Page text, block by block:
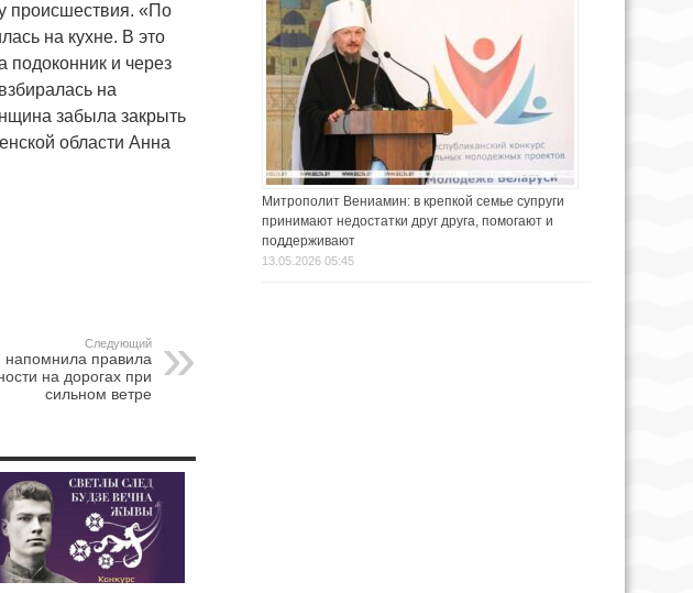
происшествия. «По
на кухне. В это
подоконник и через
на
забыла закрыть
области Анна
Следующий
напомнила правила
на дорогах при
сильном ветре
Митрополит Вениамин: в крепкой семье супруги
принимают недостатки друг друга, помогают и
поддерживают
13.05.2026 05:45